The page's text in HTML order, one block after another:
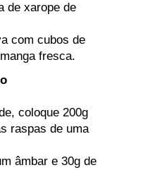
de xarope de
com cubos de
fresca.
coloque 200g
raspas de uma
âmbar e 30g de